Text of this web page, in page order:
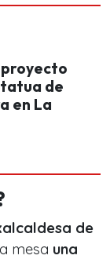
de
en La
de
mesa una